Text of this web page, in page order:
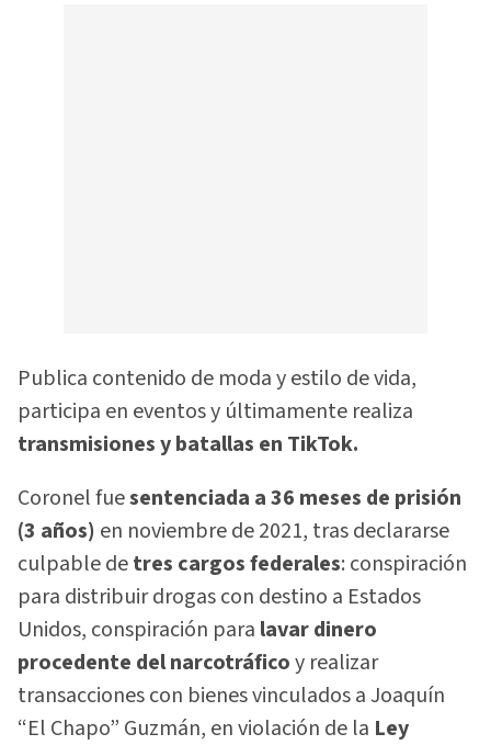
Publica contenido de moda y estilo de vida,
participa en eventos y últimamente realiza
transmisiones y batallas en TikTok.
Coronel fuesentenciada a 36 meses de prisión
(3 años) en noviembre de 2021, tras declararse
culpable detres cargos federales: conspiración
para distribuir drogas con destino a Estados
Unidos, conspiración para lavar dinero
procedente del narcotráficoy realizar
transacciones con bienes vinculados a Joaquín
“El Chapo” Guzmán, en violación de la Ley